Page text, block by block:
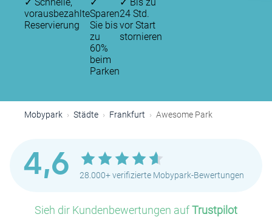
vorausbezahlte
Reservierung
Sparen
Sie bis
zu
60%
beim
Parken
24 Std.
vor Start
stornieren
Mobypark Städte Frankfurt Awesome Park
4,6 28.000+ verifizierte Mobypark-Bewertungen
Sieh dir Kundenbewertungen aufTrustpilot